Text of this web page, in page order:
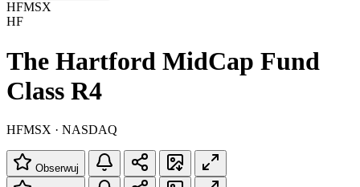
HFMSX
HF
The Hartford MidCap Fund
Class R4
HFMSX · NASDAQ
Obserwuj